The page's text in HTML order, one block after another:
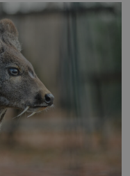
regia se skrývá
Svůj přídomek nemá